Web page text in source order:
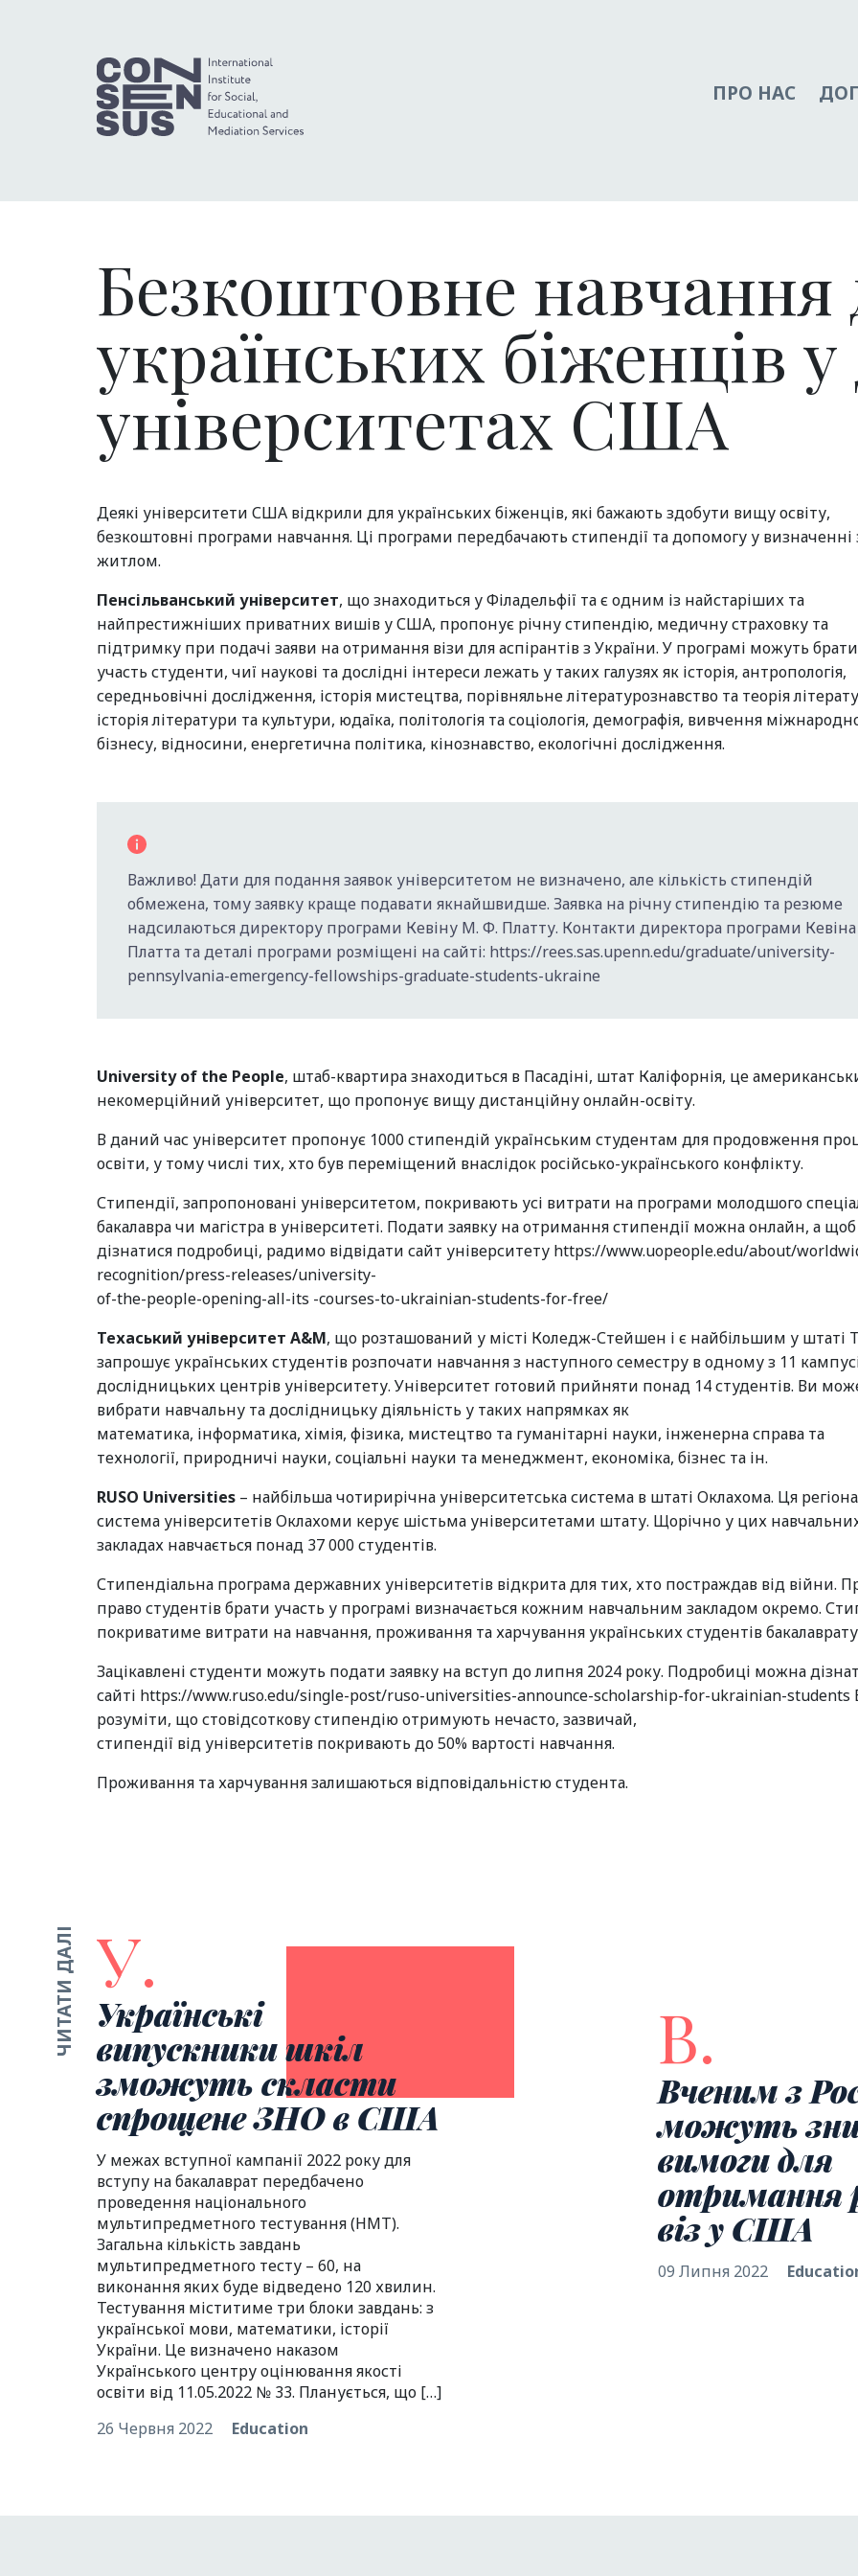
ПРО НАС
Безкоштовне навчання
українських біженців
університетах США
Деякі університети США відкрили для українських біженців, які бажають здобути вищу освіту,
безкоштовні програми навчання. Ці програми передбачають стипендії та допомогу у визначенні
житлом.
Пенсільванський університет, що знаходиться у Філадельфії та є одним із найстаріших та
найпрестижніших приватних вишів у США, пропонує річну стипендію, медичну страховку та
підтримку при подачі заяви на отримання візи для аспірантів з України. У програмі можуть брати
участь студенти, чиї наукові та дослідні інтереси лежать у таких галузях як історія, антропологія,
середньовічні дослідження, історія мистецтва, порівняльне літературознавство та теорія
історія літератури та культури, юдаїка, політологія та соціологія, демографія, вивчення
бізнесу, відносини, енергетична політика, кінознавство, екологічні дослідження.
Важливо! Дати для подання заявок університетом не визначено, але кількість стипендій
обмежена, тому заявку краще подавати якнайшвидше. Заявка на річну стипендію та резюме
надсилаються директору програми Кевіну М. Ф. Платту. Контакти директора програми
Платта та деталі програми розміщені на сайті: https://rees.sas.upenn.edu/graduate/university-
pennsylvania-emergency-fellowships-graduate-students-ukraine
University of the People, штаб-квартира знаходиться в Пасадіні, штат Каліфорнія, це
некомерційний університет, що пропонує вищу дистанційну онлайн-освіту.
В даний час університет пропонує 1000 стипендій українським студентам для продовження
освіти, у тому числі тих, хто був переміщений внаслідок російсько-українського конфлікту.
Стипендії, запропоновані університетом, покривають усі витрати на програми молодшого
бакалавра чи магістра в університеті. Подати заявку на отримання стипендії можна онлайн, а щоб
дізнатися подробиці, радимо відвідати сайт університету https://www.uopeople.edu/about/
recognition/press-releases/university-
of-the-people-opening-all-its -courses-to-ukrainian-students-for-free/
Техаський університет A&M, що розташований у місті Коледж-Стейшен і є найбільшим у штаті
запрошує українських студентів розпочати навчання з наступного семестру в одному з 11
дослідницьких центрів університету. Університет готовий прийняти понад 14 студентів. Ви
вибрати навчальну та дослідницьку діяльність у таких напрямках як
математика, інформатика, хімія, фізика, мистецтво та гуманітарні науки, інженерна справа та
технології, природничі науки, соціальні науки та менеджмент, економіка, бізнес та ін.
RUSO Universities – найбільша чотирирічна університетська система в штаті Оклахома. Ця
система університетів Оклахоми керує шістьма університетами штату. Щорічно у цих
закладах навчається понад 37 000 студентів.
Стипендіальна програма державних університетів відкрита для тих, хто постраждав від війни.
право студентів брати участь у програмі визначається кожним навчальним закладом окремо.
покриватиме витрати на навчання, проживання та харчування українських студентів
Зацікавлені студенти можуть подати заявку на вступ до липня 2024 року. Подробиці можна
сайті https://www.ruso.edu/single-post/ruso-universities-announce-scholarship-for-ukrainian-students
розуміти, що стовідсоткову стипендію отримують нечасто, зазвичай,
стипендії від університетів покривають до 50% вартості навчання.
Проживання та харчування залишаються відповідальністю студента.
ЧИТАТИ ДАЛІ У.
Українські
випускники шкіл
зможуть скласти
спрощене ЗНО в США
У межах вступної кампанії 2022 року для
вступу на бакалаврат передбачено
проведення національного
мультипредметного тестування (НМТ).
Загальна кількість завдань
мультипредметного тесту – 60, на
виконання яких буде відведено 120 хвилин.
Тестування міститиме три блоки завдань: з
української мови, математики, історії
України. Це визначено наказом
Українського центру оцінювання якості
освіти від 11.05.2022 № 33. Планується, що […]
26 Червня 2022
Education
В.
Вченим з
можуть
вимоги для
отримання
віз у США
09 Липня 2022